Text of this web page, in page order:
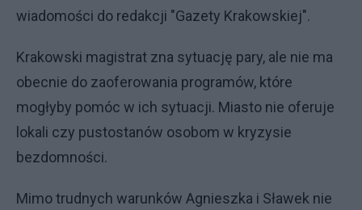
wiadomości do redakcji "Gazety Krakowskiej".
Krakowski magistrat zna sytuację pary, ale nie ma
obecnie do zaoferowania programów, które
mogłyby pomóc w ich sytuacji. Miasto nie oferuje
lokali czy pustostanów osobom w kryzysie
bezdomności.
Mimo trudnych warunków Agnieszka i Sławek nie